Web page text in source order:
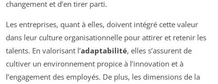
changement et d’en tirer parti.
Les entreprises, quant à elles, doivent intégré cette valeur
dans leur culture organisationnelle pour attirer et retenir les
talents. En valorisant l’adaptabilité, elles s’assurent de
cultiver un environnement propice à l’innovation et à
l’engagement des employés. De plus, les dimensions de la